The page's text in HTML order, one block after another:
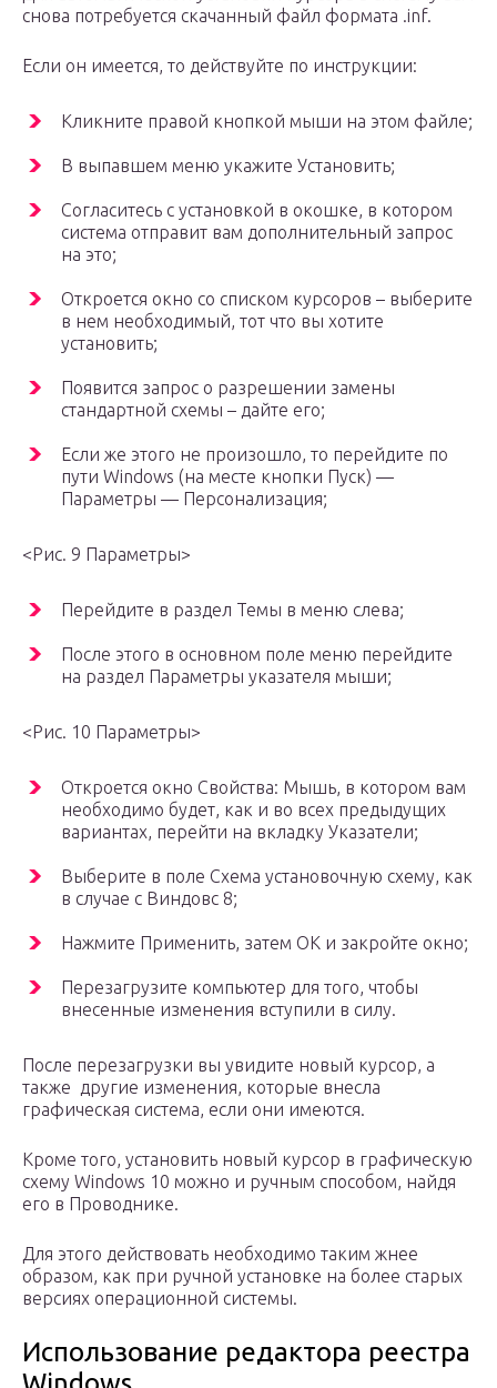
снова потребуется скачанный файл формата .inf.
Если он имеется, то действуйте по инструкции:
Кликните правой кнопкой мыши на этом файле;
В выпавшем меню укажите Установить;
Согласитесь с установкой в окошке, в котором
система отправит вам дополнительный запрос
на это;
Откроется окно со списком курсоров – выберите
в нем необходимый, тот что вы хотите
установить;
Появится запрос о разрешении замены
стандартной схемы – дайте его;
Если же этого не произошло, то перейдите по
пути Windows (на месте кнопки Пуск) —
Параметры — Персонализация;
<Рис. 9 Параметры>
Перейдите в раздел Темы в меню слева;
После этого в основном поле меню перейдите
на раздел Параметры указателя мыши;
<Рис. 10 Параметры>
Откроется окно Свойства: Мышь, в котором вам
необходимо будет, как и во всех предыдущих
вариантах, перейти на вкладку Указатели;
Выберите в поле Схема установочную схему, как
в случае с Виндовс 8;
Нажмите Применить, затем ОК и закройте окно;
Перезагрузите компьютер для того, чтобы
внесенные изменения вступили в силу.
После перезагрузки вы увидите новый курсор, а
также другие изменения, которые внесла
графическая система, если они имеются.
Кроме того, установить новый курсор в графическую
схему Windows 10 можно и ручным способом, найдя
его в Проводнике.
Для этого действовать необходимо таким жнее
образом, как при ручной установке на более старых
версиях операционной системы.
Использование редактора реестра